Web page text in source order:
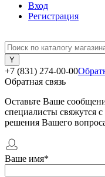
Вход
Регистрация
+7 (831) 274-00-00
Обратная связь
Оставьте Ваше
специалисты свяжутся
решения Вашего
Ваше имя*